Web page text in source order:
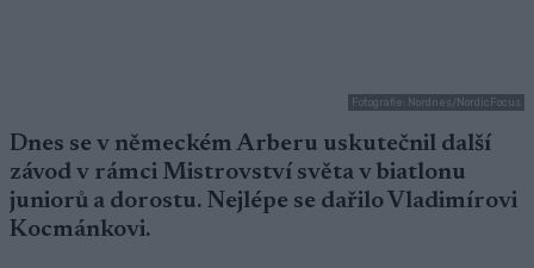
Fotografie: Nordnes/NordicFocus
Dnes se v německém Arberu uskutečnil další
závod v rámci Mistrovství světa v biatlonu
juniorů a dorostu. Nejlépe se dařilo Vladimírovi
Kocmánkovi.